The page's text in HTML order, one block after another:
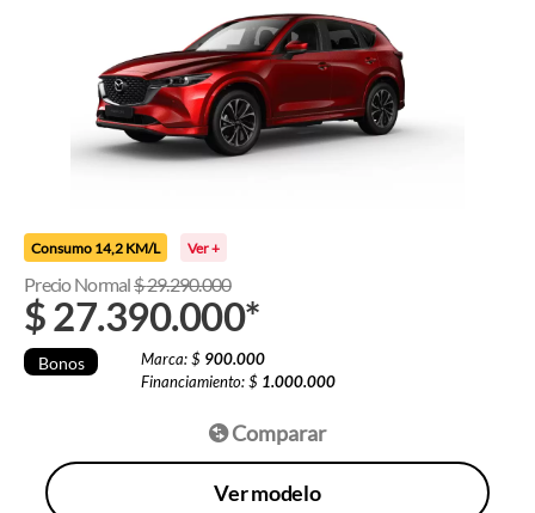
Consumo 14,2 KM/L Ver +
Precio Normal$29.290.000
$27.390.000*
Bonos Marca: $ 900.000
Financiamiento: $ 1.000.000
Comparar
Ver modelo